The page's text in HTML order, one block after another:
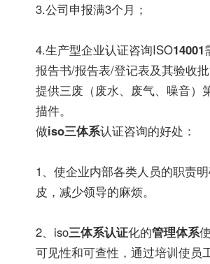
3.公司申报满3个月；
4.生产型企业认证咨询ISO14001
报告书/报告表/登记表及其验收
提供三废（废水、废气、噪音）
描件。
做iso三体系认证咨询的好处：
1、使企业内部各类人员的职责
皮，减少领导的麻烦。
2、iso三体系认证化的管理体系
可见性和可查性，通过培训使员